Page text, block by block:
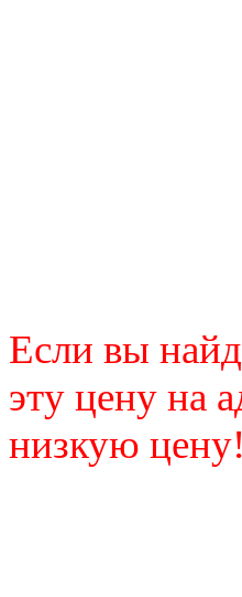
Если вы
эту цену на
низкую